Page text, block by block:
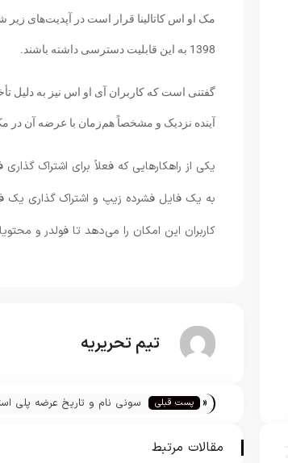
مک او اس کاتالینا قرار است در آپدیت‌های زیر
1398 به این قابلیت دسترسی داشته باشند.
گفتنی است که کاربران آی او اس نیز به دلیل
آینده نزدیک و مشخصاً هم‌زمان با عرضه آن در
یکی از راهکارهایی که فعلاً برای اشتراک
به یک فایل فشرده زیپ و اشتراک گذاری یک
کاربران این امکان را می‌دهد تا فولدر و
تیم تحریریه
« پست قبلی
سونی نام و تاریخ عرضه پلی
مقالات مرتبط